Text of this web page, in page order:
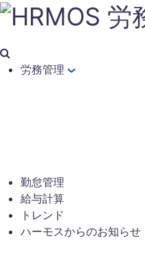
労務管理
勤怠管理
給与計算
トレンド
ハーモスからのお知らせ